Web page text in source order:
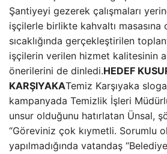
Şantiyeyi gezerek çalışmaları
işçilerle birlikte kahvaltı masasına
sıcaklığında gerçekleştirilen
işçilerin verilen hizmet kalitesinin
önerilerini de dinledi.HEDEF
KARŞIYAKATemiz Karşıyaka
kampanyada Temizlik İşleri
unsur olduğunu hatırlatan Ünsal,
“Göreviniz çok kıymetli. Sorumlu
yapılmadığında vatandaş